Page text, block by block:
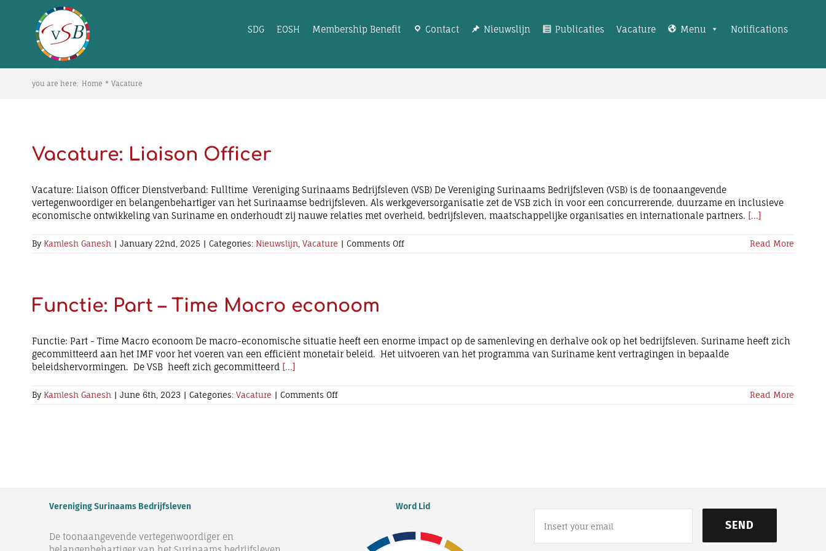
SDG EOSH Membership Benefit Contact Nieuwslijn Publicaties Vacature Menu Notifications
you are here: Home Vacature
Vacature: Liaison Officer
Vacature: Liaison Officer Dienstverband: Fulltime Vereniging Surinaams Bedrijfsleven (VSB) De Vereniging Surinaams Bedrijfsleven (VSB) is de toonaangevende
vertegenwoordiger en belangenbehartiger van het Surinaamse bedrijfsleven. Als werkgeversorganisatie zet de VSB zich in voor een concurrerende, duurzame en inclusieve
economische ontwikkeling van Suriname en onderhoudt zij nauwe relaties met overheid, bedrijfsleven, maatschappelijke organisaties en internationale partners. [...]
By Kamlesh Ganesh | January 22nd, 2025 | Categories: Nieuwslijn Vacature | Comments Offon
Read More
Functie: Part – Time Macro econoom
Functie: Part - Time Macro econoom De macro-economische situatie heeft een enorme impact op de samenleving en derhalve ook op het bedrijfsleven. Suriname heeft zich
gecommitteerd aan het IMF voor het voeren van een efficiënt monetair beleid. Het uitvoeren van het programma van Suriname kent vertragingen in bepaalde
beleidshervormingen. De VSB heeft zich gecommitteerd [...]
By Kamlesh Ganesh | June 6th, 2023 | Categories: Vacature | Comments Offon
Read More
Vereniging Surinaams Bedrijfsleven
De toonaangevende vertegenwoordiger en
Word Lid